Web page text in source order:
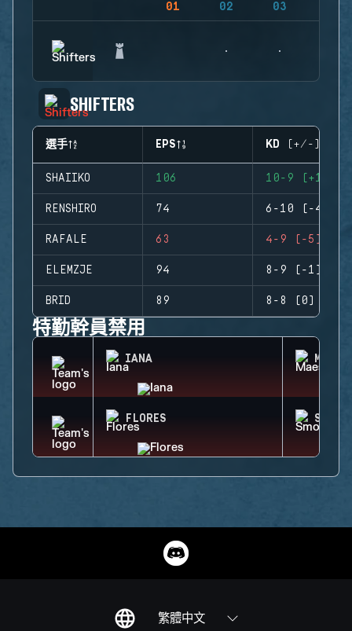
01 02 03
SHIFTERS
選手 EPS KD (+/-)
SHAIIKO 106 10-9 (+1)
RENSHIRO 74 6-10 (-4)
RAFALE 63 4-9 (-5)
ELEMZJE 94 8-9 (-1)
BRID 89 8-8 (0)
特勤幹員禁用
IANA
FLORES SMOKE
繁體中文